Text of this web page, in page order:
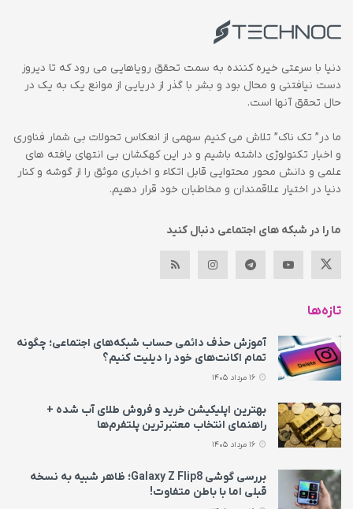
دنیا با سرعتی خیره کننده به سمت تحقق رویاهایی می رود که تا دیروز
دست نیافتنی و محال بود و بشر با گذر از دریایی از موانع یک به یک در
حال تحقق آنها است.
ما در” تک ناک” تلاش می کنیم سهمی از انعکاس تحولات بی شمار فناوری
و اخبار تکنولوژی داشته باشیم و در این کهکشان بی انتهای یافته های
علمی و دانش محور محتوایی قابل اتکاء و اخباری موثق را از گوشه و کنار
دنیا در اختیار علاقمندان و مخاطبان خود قرار دهیم.
ما را در شبکه های اجتماعی دنبال کنید
تازه‌ها
آموزش حذف دائمی حساب شبکه‌های اجتماعی؛ چگونه
تمام اکانت‌های خود را دیلیت کنیم؟
بهترین اپلیکیشن خرید و فروش طلای آب شده +
راهنمای انتخاب معتبرترین پلتفرم‌ها
بررسی گوشی Galaxy Z Flip8؛ ظاهر شبیه به نسخه
قبلی اما با باطن متفاوت!